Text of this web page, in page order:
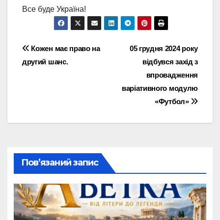
Все буде Україна!
Навігація
записів
05 грудня 2024 року
відбувся захід з
впровадження
варіативного модулю
«Футбол»
Кожен має право на
другий шанс.
Пов’язаний запис